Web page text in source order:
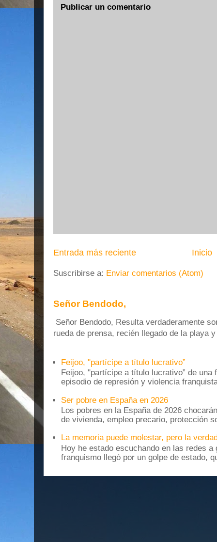
Publicar un comentario
Entrada más reciente Inicio
Suscribirse a: Enviar comentarios (Atom)
Señor Bendodo,
Señor Bendodo, Resulta verdaderamente
rueda de prensa, recién llegado de la playa
Feijoo, "partícipe a título lucrativo”
Feijoo, "partícipe a título lucrativo” de una
episodio de represión y violencia
Ser pobre en España en 2026
Los pobres en la España de 2026
de vivienda, empleo precario, protección
La memoria puede molestar, pero la
Hoy he estado escuchando en las redes a
franquismo llegó por un golpe de estado,